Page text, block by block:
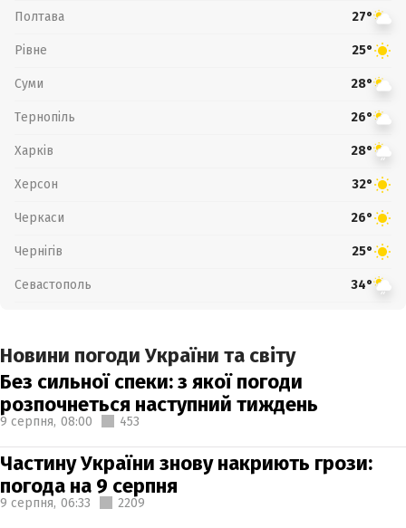
Полтава 27°
Рівне 25°
Суми 28°
Тернопіль 26°
Харків 28°
Херсон 32°
Черкаси 26°
Чернігів 25°
Севастополь 34°
Новини погоди України та світу
Без сильної спеки: з якої погоди
розпочнеться наступний тиждень
9 серпня, 08:00 453
Частину України знову накриють грози:
погода на 9 серпня
9 серпня, 06:33 2209